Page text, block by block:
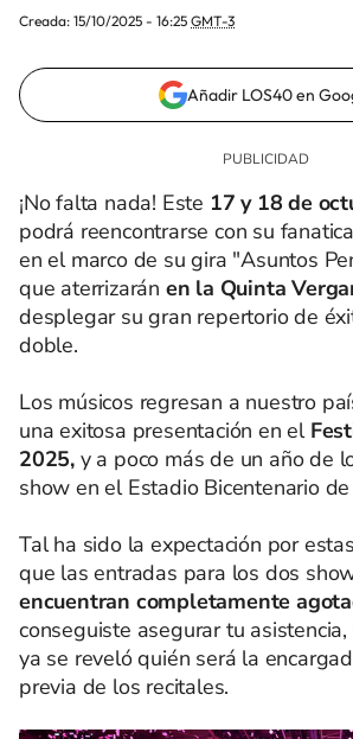
Creada: 15/10/2025 - 16:25 GMT-3
Añadir LOS40 en
¡No falta nada! Este 17 y 18 de
podrá reencontrarse con su
en el marco de su gira "Asuntos
que aterrizarán en la Quinta
desplegar su gran repertorio de
doble.
Los músicos regresan a nuestro
una exitosa presentación en el
2025, y a poco más de un año de
show en el Estadio Bicentenario
Tal ha sido la expectación por
que las entradas para los dos
encuentran completamente
conseguiste asegurar tu
ya se reveló quién será la
previa de los recitales.